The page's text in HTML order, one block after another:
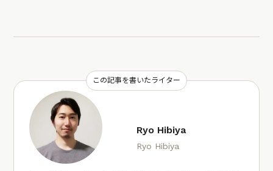
この記事を書いたライター
Ryo Hibiya
Ryo Hibiya